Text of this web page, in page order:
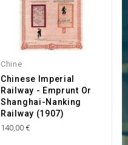
Chine
Chinese Imperial
Railway - Emprunt Or
Shanghai-Nanking
Railway (1907)
140,00 €